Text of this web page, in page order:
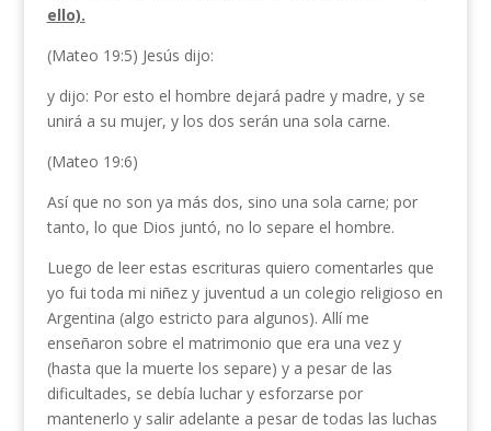
ello).
(Mateo 19:5) Jesús dijo:
y dijo: Por esto el hombre dejará padre y madre, y se
unirá a su mujer, y los dos serán una sola carne.
(Mateo 19:6)
Así que no son ya más dos, sino una sola carne; por
tanto, lo que Dios juntó, no lo separe el hombre.
Luego de leer estas escrituras quiero comentarles que
yo fui toda mi niñez y juventud a un colegio religioso en
Argentina (algo estricto para algunos). Allí me
enseñaron sobre el matrimonio que era una vez y
(hasta que la muerte los separe) y a pesar de las
dificultades, se debía luchar y esforzarse por
mantenerlo y salir adelante a pesar de todas las luchas